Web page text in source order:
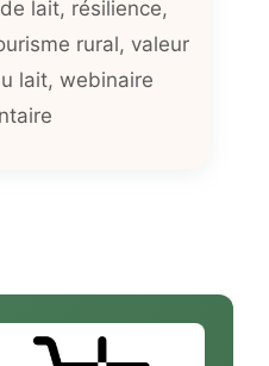
lait, résilience,
rural, valeur
lait, webinaire